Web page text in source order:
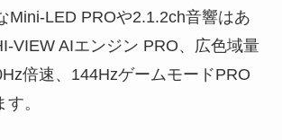
Mini-LED PROや2.1.2ch音響はあ
VIEW AIエンジン PRO、広色域量
倍速、144HzゲームモードPRO
。